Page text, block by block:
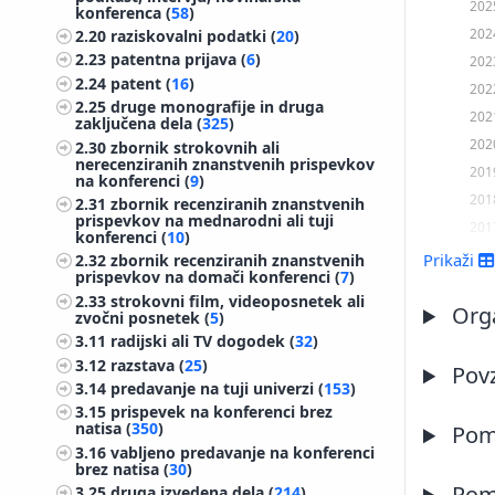
konferenca (58)
2.20 raziskovalni podatki (20)
2.23 patentna prijava (6)
2.24 patent (16)
2.25druge monografije in druga
zaključena dela (325)
2.30zbornik strokovnih ali
nerecenziranih znanstvenih prispevkov
na konferenci (9)
2.31zbornik recenziranih znanstvenih
prispevkov na mednarodni ali tuji
konferenci (10)
2.32zbornik recenziranih znanstvenih
prispevkov na domači konferenci (7)
2.33strokovni film, videoposnetek ali
zvočni posnetek (5)
3.11 radijski ali TV dogodek (32)
3.12 razstava (25)
3.14 predavanje na tuji univerzi (153)
3.15 prispevek na konferenci brez
natisa (350)
3.16vabljeno predavanje na konferenci
brez natisa (30)
2016
Prikaži